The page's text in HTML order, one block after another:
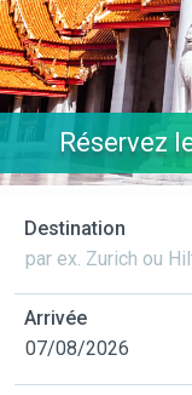
Réservez
Destination
Arrivée